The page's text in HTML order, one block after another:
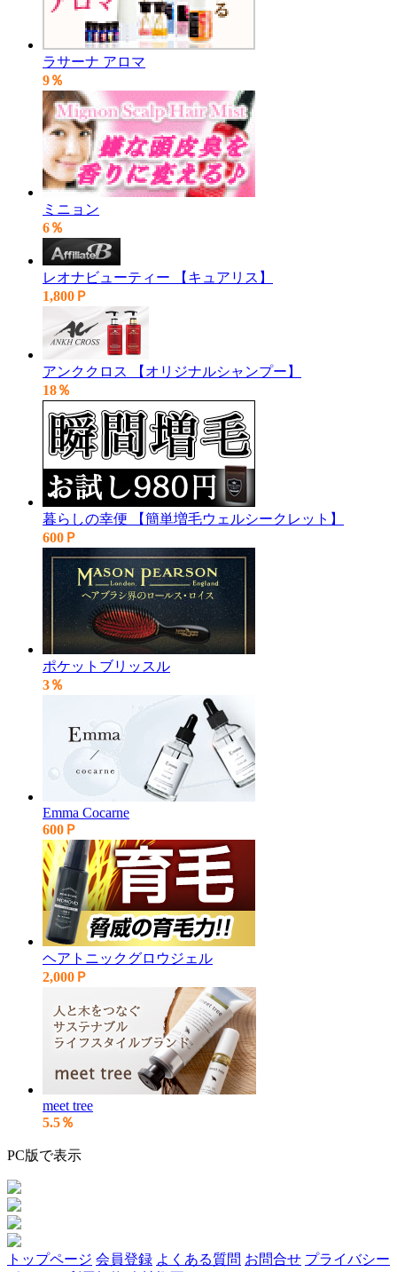
ラサーナ アロマ
9％
ミニョン
6％
レオナビューティー 【キュアリス】
1,800Ｐ
アンククロス 【オリジナルシャンプー】
18％
暮らしの幸便 【簡単増毛ウェルシークレット】
600Ｐ
ポケットブリッスル
3％
Emma Cocarne
600Ｐ
ヘアトニックグロウジェル
2,000Ｐ
meet tree
5.5％
PC版で表示
トップページ 会員登録 よくある質問 お問合せ プライバシー